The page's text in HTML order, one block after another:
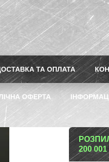
ТА ОПЛАТА
ОФЕРТА
200